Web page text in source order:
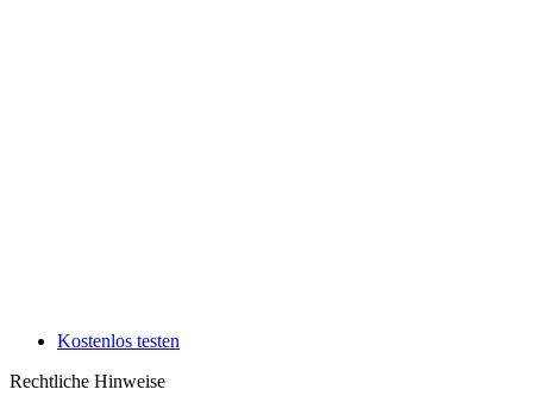
Kostenlos testen
Rechtliche Hinweise